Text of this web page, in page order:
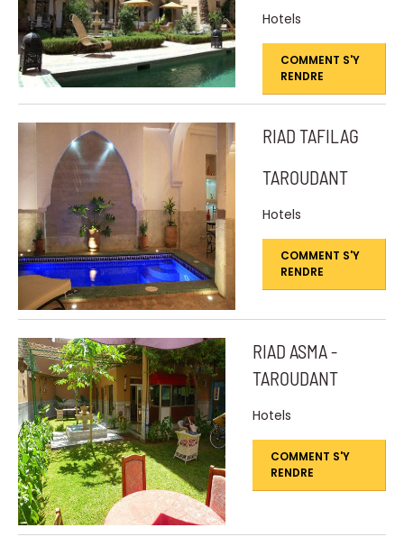
Hotels
COMMENT S'Y
RENDRE
RIAD TAFILAG
TAROUDANT
Hotels
COMMENT S'Y
RENDRE
RIAD ASMA -
TAROUDANT
Hotels
COMMENT S'Y
RENDRE